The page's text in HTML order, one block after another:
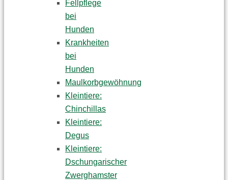
Fellpflege
bei
Hunden
Krankheiten
bei
Hunden
Maulkorbgewöhnung
Kleintiere:
Chinchillas
Kleintiere:
Degus
Kleintiere:
Dschungarischer
Zwerghamster